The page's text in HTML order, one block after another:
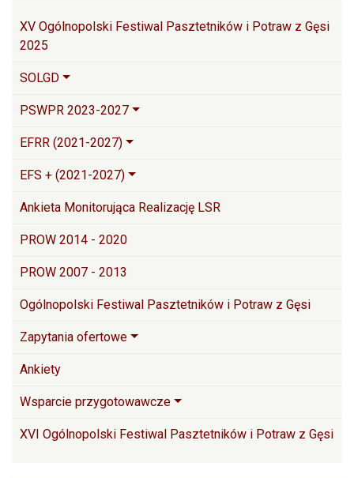
Główna nawigacja
XV Ogólnopolski Festiwal Pasztetników i Potraw z Gęsi
2025
SOLGD
PSWPR 2023-2027
EFRR (2021-2027)
EFS + (2021-2027)
Ankieta Monitorująca Realizację LSR
PROW 2014 - 2020
PROW 2007 - 2013
Ogólnopolski Festiwal Pasztetników i Potraw z Gęsi
Zapytania ofertowe
Ankiety
Wsparcie przygotowawcze
XVI Ogólnopolski Festiwal Pasztetników i Potraw z Gęsi